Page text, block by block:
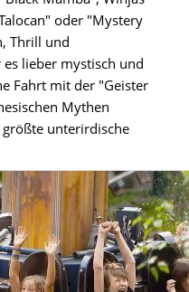
oder "Mystery
Thrill und
lieber mystisch und
Fahrt mit der "Geister
Mythen
unterirdische